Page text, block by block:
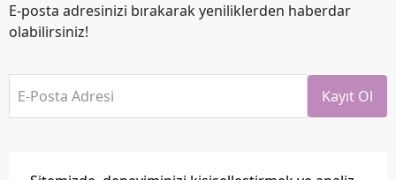
E-posta adresinizi bırakarak yeniliklerden haberdar
olabilirsiniz!
E-Posta Adresi Kayıt Ol